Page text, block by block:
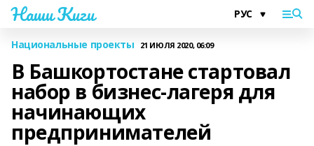
Наши Киги
Национальные проекты 21 ИЮЛЯ 2020, 06:09
В Башкортостане стартовал
набор в бизнес-лагеря для
начинающих
предпринимателей